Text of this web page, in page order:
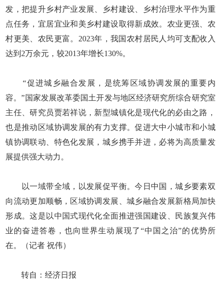
发，把提升乡村产业发展、乡村建设、乡村治理水平作为重
点任务，宜居宜业和美乡村建设取得新成效。农业更强、农
村更美、农民更富。2023年，我国农村居民人均可支配收入
达到2万余元，较2013年增长130%。
“促进城乡融合发展，是统筹区域协调发展的重要内
容。”国家发展改革委国土开发与地区经济研究所综合研究室
主任、研究员贾若祥说，新型城镇化是现代化的必由之路，
也是推动区域协调发展的有力支撑。促进大中小城市和小城
镇协调联动、特色化发展，城乡携手并进，必将为高质量发
展提供强大动力。
以一域带全域，以发展促平衡。今日中国，城乡要素双
向流动更加顺畅，区域协调发展、城乡融合发展新格局加快
形成。这是以中国式现代化全面推进强国建设、民族复兴伟
业的奋进答卷，也向世界生动展现了“中国之治”的优势所
在。（记者 祝伟）
转自：经济日报